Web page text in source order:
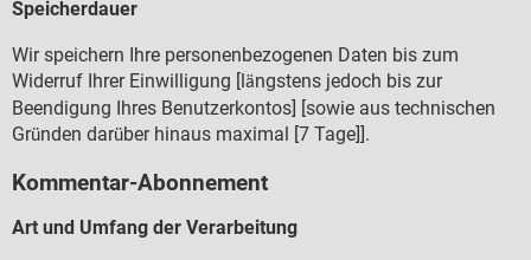
Speicherdauer
Wir speichern Ihre personenbezogenen Daten bis zum
Widerruf Ihrer Einwilligung [längstens jedoch bis zur
Beendigung Ihres Benutzerkontos] [sowie aus technischen
Gründen darüber hinaus maximal [7 Tage]].
Kommentar-Abonnement
Art und Umfang der Verarbeitung